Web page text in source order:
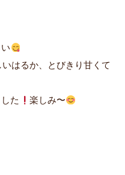
はるか、とびきり甘くて
た
楽しみ〜